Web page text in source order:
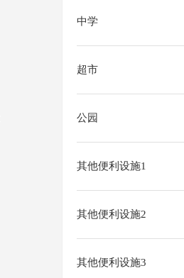
中学
超市
公园
其他便利设施1
其他便利设施2
其他便利设施3